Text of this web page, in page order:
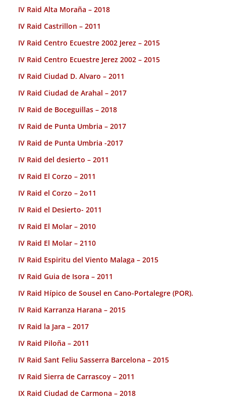
IV Raid Alta Moraña – 2018
IV Raid Castrillon – 2011
IV Raid Centro Ecuestre 2002 Jerez – 2015
IV Raid Centro Ecuestre Jerez 2002 – 2015
IV Raid Ciudad D. Alvaro – 2011
IV Raid Ciudad de Arahal – 2017
IV Raid de Boceguillas – 2018
IV Raid de Punta Umbria – 2017
IV Raid de Punta Umbria -2017
IV Raid del desierto – 2011
IV Raid El Corzo – 2011
IV Raid el Corzo – 2o11
IV Raid el Desierto- 2011
IV Raid El Molar – 2010
IV Raid El Molar – 2110
IV Raid Espiritu del Viento Malaga – 2015
IV Raid Guia de Isora – 2011
IV Raid Hípico de Sousel en Cano-Portalegre (POR).
IV Raid Karranza Harana – 2015
IV Raid la Jara – 2017
IV Raid Piloña – 2011
IV Raid Sant Feliu Sasserra Barcelona – 2015
IV Raid Sierra de Carrascoy – 2011
IX Raid Ciudad de Carmona – 2018